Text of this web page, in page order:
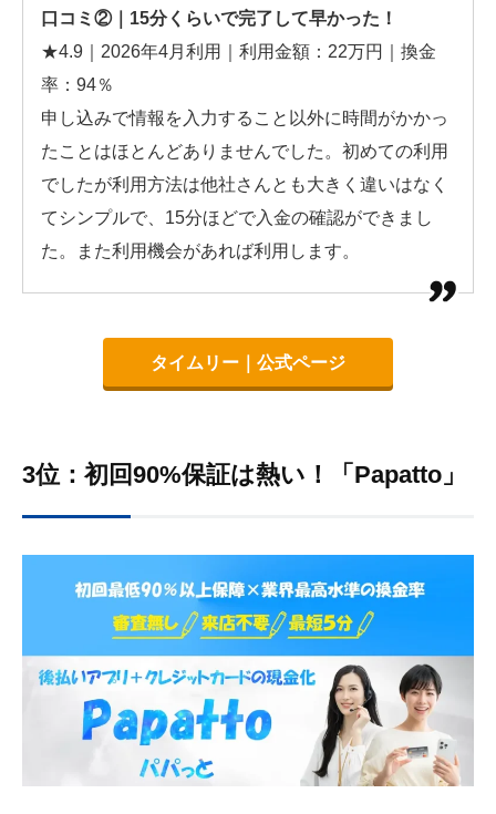
口コミ②｜15分くらいで完了して早かった！
★4.9｜2026年4月利用｜利用金額：22万円｜換金
率：94％
申し込みで情報を入力すること以外に時間がかかっ
たことはほとんどありませんでした。初めての利用
でしたが利用方法は他社さんとも大きく違いはなく
てシンプルで、15分ほどで入金の確認ができまし
た。また利用機会があれば利用します。
タイムリー｜公式ページ
3位：初回90%保証は熱い！「Papatto」